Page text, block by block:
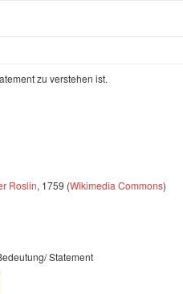
zu verstehen ist.
Roslin, 1759 (Wikimedia Commons)
Statement